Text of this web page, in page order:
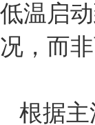
低温启
况，而
根据主